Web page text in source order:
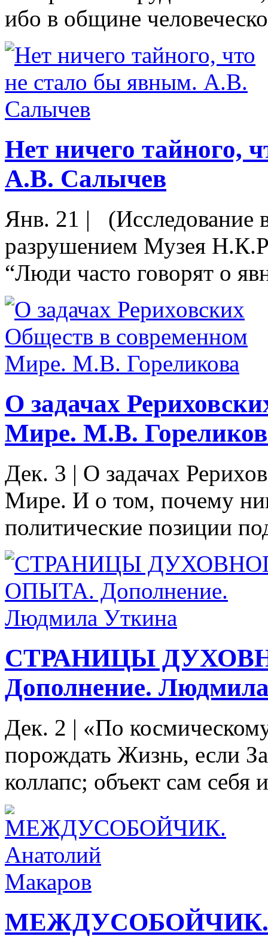
ибо в общине
Нет ничего тайного,
А.В. Салычев
Янв. 21 |
(Исследование
разрушением Музея
“Люди часто говорят о
О задачах
Мире. М.В.
Дек. 3 | О задачах
Мире. И о том, почему
политические позиции
СТРАНИЦЫ
Дополнение.
Дек. 2 | «По
порождать Жизнь, если
коллапс; объект сам себя
МЕЖДУСОБОЙЧИК.